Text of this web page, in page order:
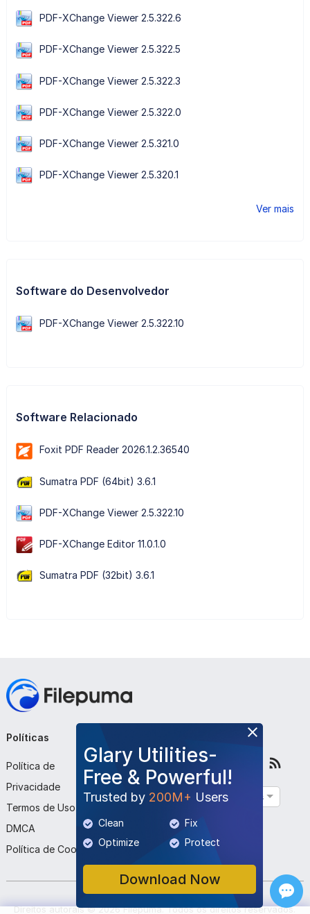
PDF-XChange Viewer 2.5.322.6
PDF-XChange Viewer 2.5.322.5
PDF-XChange Viewer 2.5.322.3
PDF-XChange Viewer 2.5.322.0
PDF-XChange Viewer 2.5.321.0
PDF-XChange Viewer 2.5.320.1
Ver mais
Software do Desenvolvedor
PDF-XChange Viewer 2.5.322.10
Software Relacionado
Foxit PDF Reader 2026.1.2.36540
Sumatra PDF (64bit) 3.6.1
PDF-XChange Viewer 2.5.322.10
PDF-XChange Editor 11.0.1.0
Sumatra PDF (32bit) 3.6.1
Glary Utilities-
Free & Powerful!
Trusted by 200M+ Users
Clean
Fix
Optimize
Protect
Download Now
Políticas
Política de
Privacidade
Termos de Uso
DMCA
Política de Cookies
Sobre Nós
Contato
Enviar Programa
Siga-nos
Português
Direitos autorais ©2026 Filepuma. Todos os direitos reservados.